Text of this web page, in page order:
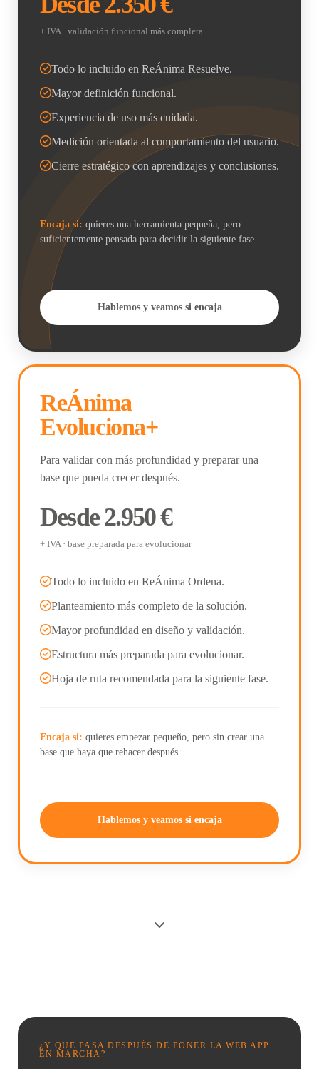
+ IVA · validación funcional más completa
Todo lo incluido en ReÁnima Resuelve.
Mayor definición funcional.
Experiencia de uso más cuidada.
Medición orientada al comportamiento del usuario.
Cierre estratégico con aprendizajes y conclusiones.
Encaja si: quieres una herramienta pequeña, pero
suficientemente pensada para decidir la siguiente fase.
Hablemos y veamos si encaja
ReÁnima
Evoluciona+
Para validar con más profundidad y preparar una
base que pueda crecer después.
Desde 2.950 €
+ IVA · base preparada para evolucionar
Todo lo incluido en ReÁnima Ordena.
Planteamiento más completo de la solución.
Mayor profundidad en diseño y validación.
Estructura más preparada para evolucionar.
Hoja de ruta recomendada para la siguiente fase.
Encaja si: quieres empezar pequeño, pero sin crear una
base que haya que rehacer después.
Hablemos y veamos si encaja
¿Y QUE PASA DESPUÉS DE PONER LA WEB APP
EN MARCHA?